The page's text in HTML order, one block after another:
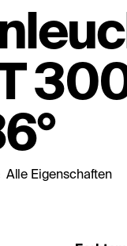
Studio
Alle Eigenschaften